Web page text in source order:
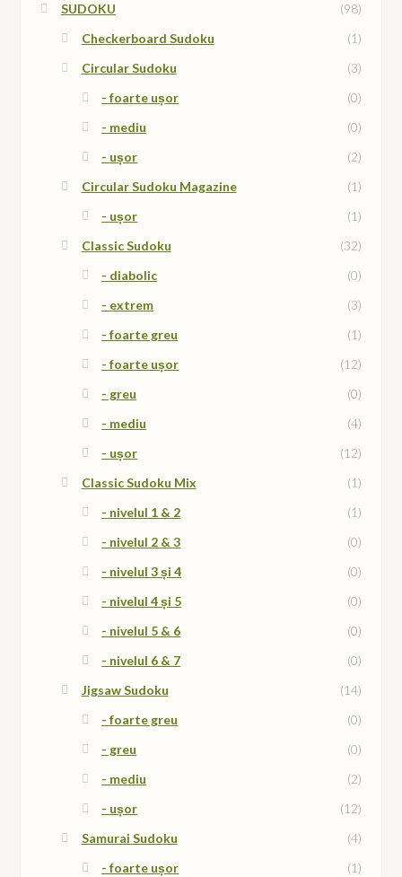
SUDOKU
(98)
Checkerboard Sudoku
(1)
Circular Sudoku
(3)
- foarte ușor
(0)
- mediu
(0)
- ușor
(2)
Circular Sudoku Magazine
(1)
- ușor
(1)
Classic Sudoku
(32)
- diabolic
(0)
- extrem
(3)
- foarte greu
(1)
- foarte ușor
(12)
- greu
(0)
- mediu
(4)
- ușor
(12)
Classic Sudoku Mix
(1)
- nivelul 1 & 2
(1)
- nivelul 2 & 3
(0)
- nivelul 3 și 4
(0)
- nivelul 4 și 5
(0)
- nivelul 5 & 6
(0)
- nivelul 6 & 7
(0)
Jigsaw Sudoku
(14)
- foarte greu
(0)
- greu
(0)
- mediu
(2)
- ușor
(12)
Samurai Sudoku
(4)
- foarte ușor
(1)